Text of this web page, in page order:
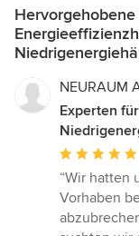
NEURAUM
Experten
Bewertung:
5
von
“Wir hatten
Vorhaben